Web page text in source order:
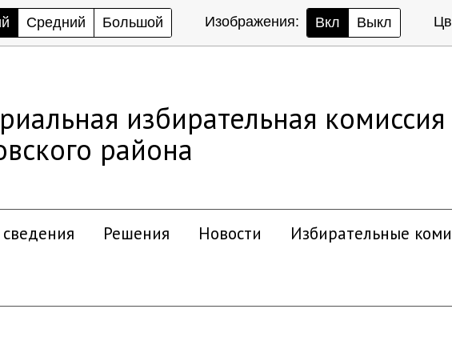
Средний Большой Изображения: Вкл Выкл
избирательная комиссия
района
Решения Новости Избирательные